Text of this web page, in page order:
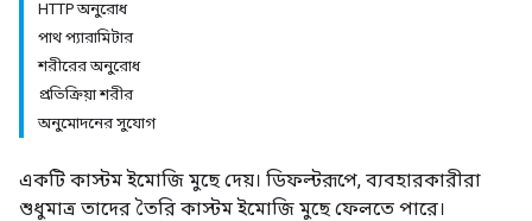
HTTP অনুরোধ
পাথ প্যারামিটার
শরীরের অনুরোধ
প্রতিক্রিয়া শরীর
অনুমোদনের সুযোগ
একটি কাস্টম ইমোজি মুছে দেয়। ডিফল্টরূপে, ব্যবহারকারীরা
শুধুমাত্র তাদের তৈরি কাস্টম ইমোজি মুছে ফেলতে পারে।